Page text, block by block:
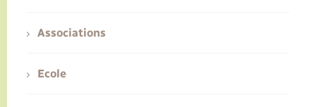
Associations
Ecole